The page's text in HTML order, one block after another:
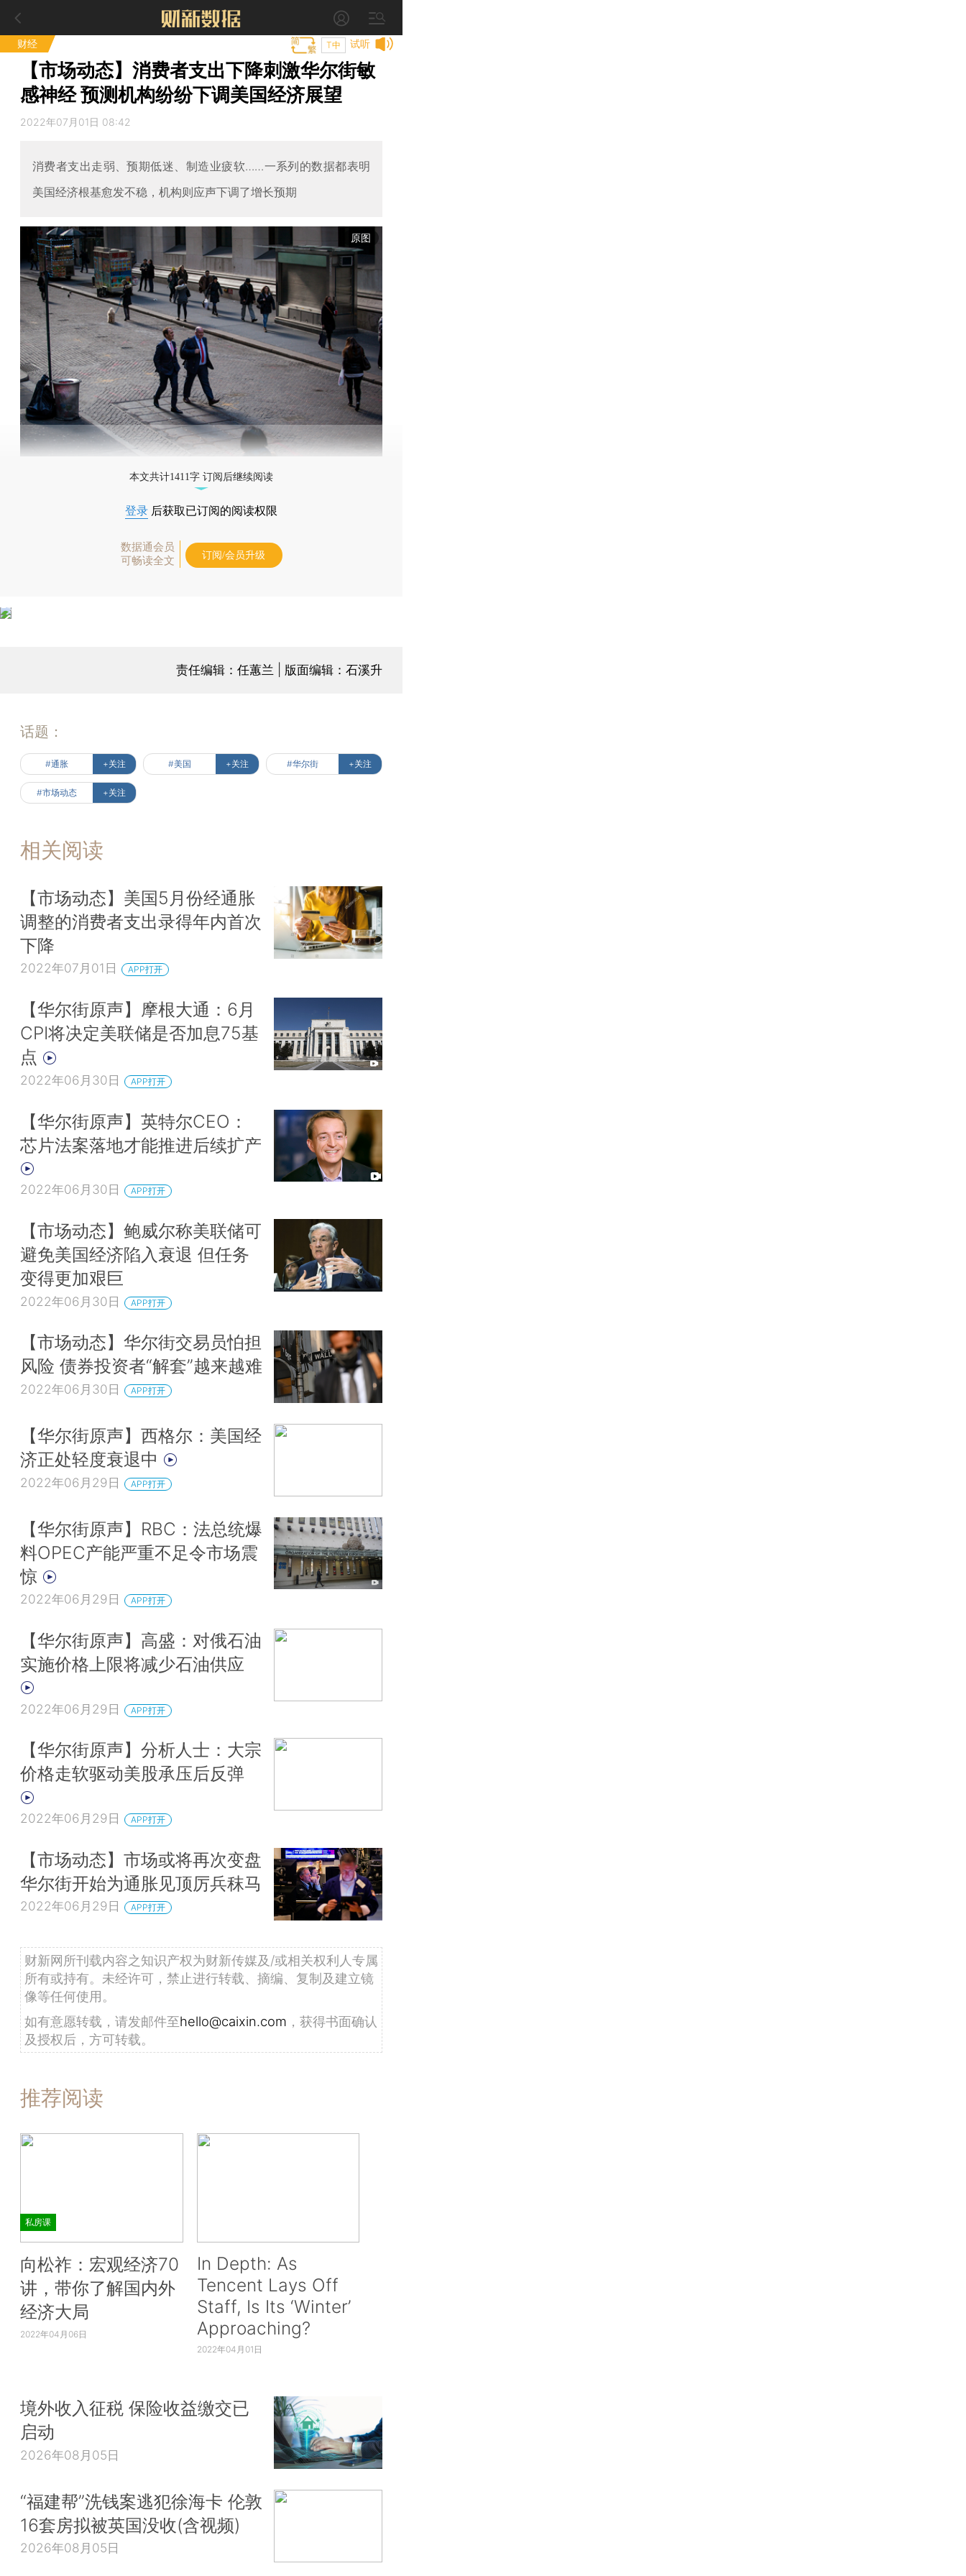
财经 试听
T中
【市场动态】消费者支出下降刺激华尔街敏
感神经 预测机构纷纷下调美国经济展望
2022年07月01日 08:42
消费者支出走弱、预期低迷、制造业疲软……一系列的数据都表明
美国经济根基愈发不稳，机构则应声下调了增长预期
原图
本文共计1411字 订阅后继续阅读
登录 后获取已订阅的阅读权限
数据通会员
可畅读全文
订阅/会员升级
责任编辑：任蕙兰 | 版面编辑：石溪升
话题：
#通胀 +关注 #美国 +关注 #华尔街 +关注
#市场动态 +关注
相关阅读
【市场动态】美国5月份经通胀
调整的消费者支出录得年内首次
下降
2022年07月01日 APP打开
【华尔街原声】摩根大通：6月
CPI将决定美联储是否加息75基
点
2022年06月30日 APP打开
【华尔街原声】英特尔CEO：
芯片法案落地才能推进后续扩产
2022年06月30日 APP打开
【市场动态】鲍威尔称美联储可
避免美国经济陷入衰退 但任务
变得更加艰巨
2022年06月30日 APP打开
【市场动态】华尔街交易员怕担
风险 债券投资者“解套”越来越难
2022年06月30日 APP打开
【华尔街原声】西格尔：美国经
济正处轻度衰退中
2022年06月29日 APP打开
【华尔街原声】RBC：法总统爆
料OPEC产能严重不足令市场震
惊
2022年06月29日 APP打开
【华尔街原声】高盛：对俄石油
实施价格上限将减少石油供应
2022年06月29日 APP打开
【华尔街原声】分析人士：大宗
价格走软驱动美股承压后反弹
2022年06月29日 APP打开
【市场动态】市场或将再次变盘
华尔街开始为通胀见顶厉兵秣马
2022年06月29日 APP打开
财新网所刊载内容之知识产权为财新传媒及/或相关权利人专属
所有或持有。未经许可，禁止进行转载、摘编、复制及建立镜
像等任何使用。
如有意愿转载，请发邮件至hello@caixin.com ，获得书面确认
及授权后，方可转载。
推荐阅读
私房课
向松祚：宏观经济70
讲，带你了解国内外
经济大局
2022年04月06日
In Depth: As
Tencent Lays Off
Staff, Is Its ‘Winter’
Approaching?
2022年04月01日
境外收入征税 保险收益缴交已
启动
2026年08月05日
“福建帮”洗钱案逃犯徐海卡 伦敦
16套房拟被英国没收(含视频)
2026年08月05日